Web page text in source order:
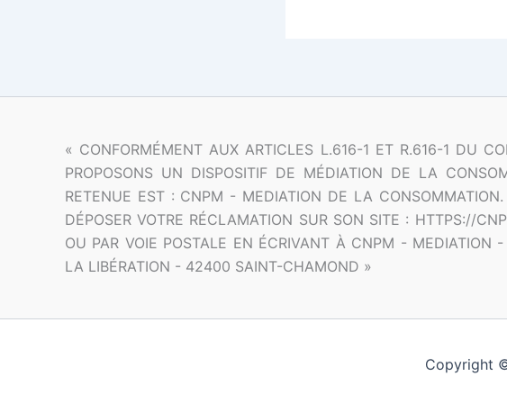
« CONFORMÉMENT AUX ARTICLES L.616-1 ET R.616-1 DU
PROPOSONS UN DISPOSITIF DE MÉDIATION DE LA
RETENUE EST : CNPM - MEDIATION DE LA
DÉPOSER VOTRE RÉCLAMATION SUR SON SITE : HTTPS://
OU PAR VOIE POSTALE EN ÉCRIVANT À CNPM - MEDIATION
LA LIBÉRATION - 42400 SAINT-CHAMOND »
Copyright